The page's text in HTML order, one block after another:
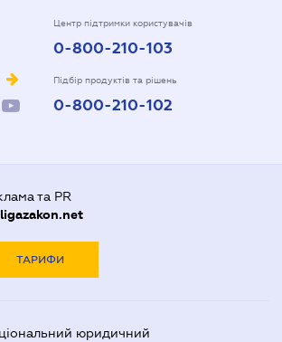
Центр підтримки користувачів
0-800-210-103
Підбір продуктів та рішень
0-800-210-102
та PR
ligazakon.net
ТАРИФИ
юридичний